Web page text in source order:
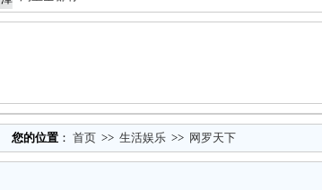
您的位置 ： 首页 >> 生活娱乐 >> 网罗天下